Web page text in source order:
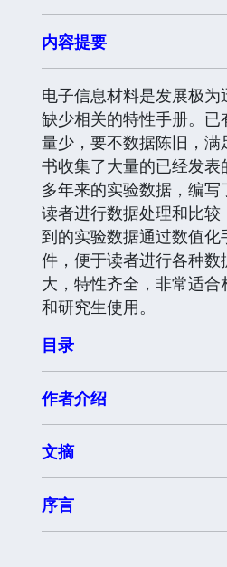
内容提要
电子信息材料是发展极
缺少相关的特性手册。
量少，要不数据陈旧，
书收集了大量的已经发
多年来的实验数据，编
读者进行数据处理和比
到的实验数据通过数值
件，便于读者进行各种
大，特性齐全，非常适
和研究生使用。
目录
作者介绍
文摘
序言